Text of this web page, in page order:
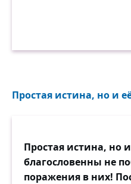
Простая истина, но и
Простая истина, но
благословенны не
поражения в них!